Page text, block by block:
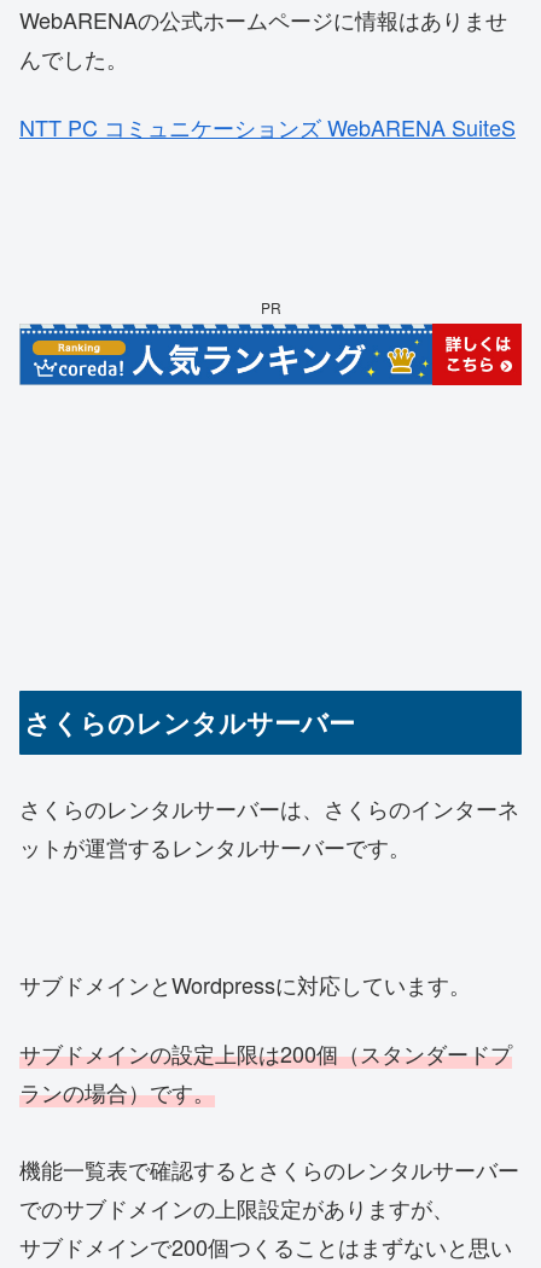
WebARENAの公式ホームページに情報はありませ
んでした。
NTT PC コミュニケーションズ WebARENA SuiteS
PR
さくらのレンタルサーバー
さくらのレンタルサーバーは、さくらのインターネ
ットが運営するレンタルサーバーです。
サブドメインとWordpressに対応しています。
サブドメインの設定上限は200個（スタンダードプ
ランの場合）です。
機能一覧表で確認するとさくらのレンタルサーバー
でのサブドメインの上限設定がありますが、
サブドメインで200個つくることはまずないと思い